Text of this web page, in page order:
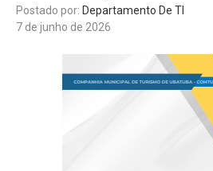
Postado por: Departamento De TI
7 de junho de 2026